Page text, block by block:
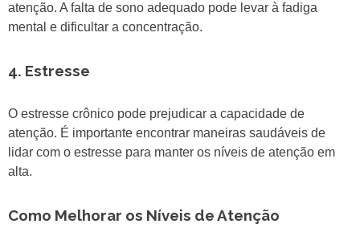
atenção. A falta de sono adequado pode levar à fadiga
mental e dificultar a concentração.
4. Estresse
O estresse crônico pode prejudicar a capacidade de
atenção. É importante encontrar maneiras saudáveis de
lidar com o estresse para manter os níveis de atenção em
alta.
Como Melhorar os Níveis de Atenção